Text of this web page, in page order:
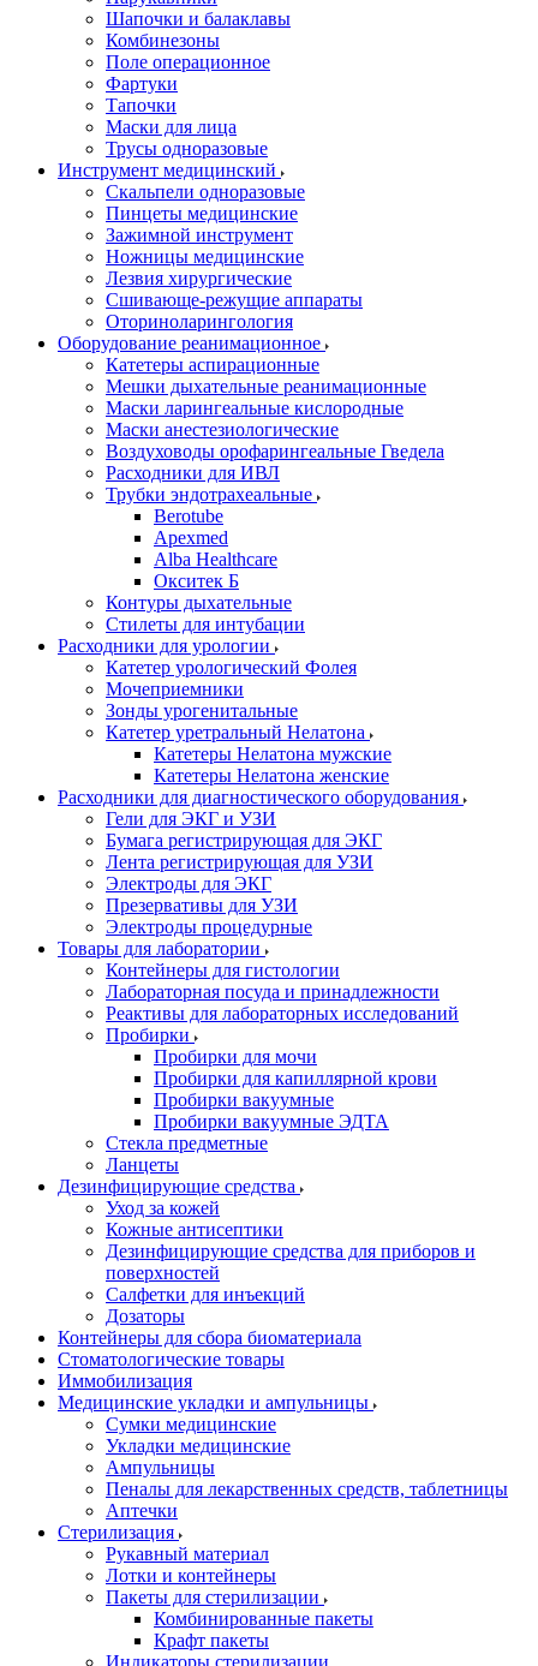
Шапочки и балаклавы
Комбинезоны
Поле операционное
Фартуки
Тапочки
Маски для лица
Трусы одноразовые
Инструмент медицинский
Скальпели одноразовые
Пинцеты медицинские
Зажимной инструмент
Ножницы медицинские
Лезвия хирургические
Сшивающе-режущие аппараты
Оториноларингология
Оборудование реанимационное
Катетеры аспирационные
Мешки дыхательные реанимационные
Маски ларингеальные кислородные
Маски анестезиологические
Воздуховоды орофарингеальные Гведела
Расходники для ИВЛ
Трубки эндотрахеальные
Berotube
Apexmed
Alba Healthcare
Окситек Б
Контуры дыхательные
Стилеты для интубации
Расходники для урологии
Катетер урологический Фолея
Мочеприемники
Зонды урогенитальные
Катетер уретральный Нелатона
Катетеры Нелатона мужские
Катетеры Нелатона женские
Расходники для диагностического оборудования
Гели для ЭКГ и УЗИ
Бумага регистрирующая для ЭКГ
Лента регистрирующая для УЗИ
Электроды для ЭКГ
Презервативы для УЗИ
Электроды процедурные
Товары для лаборатории
Контейнеры для гистологии
Лабораторная посуда и принадлежности
Реактивы для лабораторных исследований
Пробирки
Пробирки для мочи
Пробирки для капиллярной крови
Пробирки вакуумные
Пробирки вакуумные ЭДТА
Стекла предметные
Ланцеты
Дезинфицирующие средства
Уход за кожей
Кожные антисептики
Дезинфицирующие средства для приборов и
поверхностей
Салфетки для инъекций
Дозаторы
Контейнеры для сбора биоматериала
Стоматологические товары
Иммобилизация
Медицинские укладки и ампульницы
Сумки медицинские
Укладки медицинские
Ампульницы
Пеналы для лекарственных средств, таблетницы
Аптечки
Стерилизация
Рукавный материал
Лотки и контейнеры
Пакеты для стерилизации
Комбинированные пакеты
Крафт пакеты
Индикаторы стерилизации